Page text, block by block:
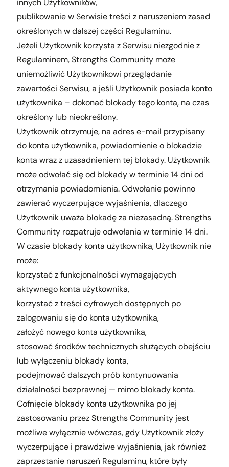
innych Użytkowników,
publikowanie w Serwisie treści z naruszeniem zasad
określonych w dalszej części Regulaminu.
Jeżeli Użytkownik korzysta z Serwisu niezgodnie z
Regulaminem, Strengths Community może
uniemożliwić Użytkownikowi przeglądanie
zawartości Serwisu, a jeśli Użytkownik posiada konto
użytkownika – dokonać blokady tego konta, na czas
określony lub nieokreślony.
Użytkownik otrzymuje, na adres e-mail przypisany
do konta użytkownika, powiadomienie o blokadzie
konta wraz z uzasadnieniem tej blokady. Użytkownik
może odwołać się od blokady w terminie 14 dni od
otrzymania powiadomienia. Odwołanie powinno
zawierać wyczerpujące wyjaśnienia, dlaczego
Użytkownik uważa blokadę za niezasadną. Strengths
Community rozpatruje odwołania w terminie 14 dni.
W czasie blokady konta użytkownika, Użytkownik nie
może:
korzystać z funkcjonalności wymagających
aktywnego konta użytkownika,
korzystać z treści cyfrowych dostępnych po
zalogowaniu się do konta użytkownika,
założyć nowego konta użytkownika,
stosować środków technicznych służących obejściu
lub wyłączeniu blokady konta,
podejmować dalszych prób kontynuowania
działalności bezprawnej — mimo blokady konta.
Cofnięcie blokady konta użytkownika po jej
zastosowaniu przez Strengths Community jest
możliwe wyłącznie wówczas, gdy Użytkownik złoży
wyczerpujące i prawdziwe wyjaśnienia, jak również
zaprzestanie naruszeń Regulaminu, które były